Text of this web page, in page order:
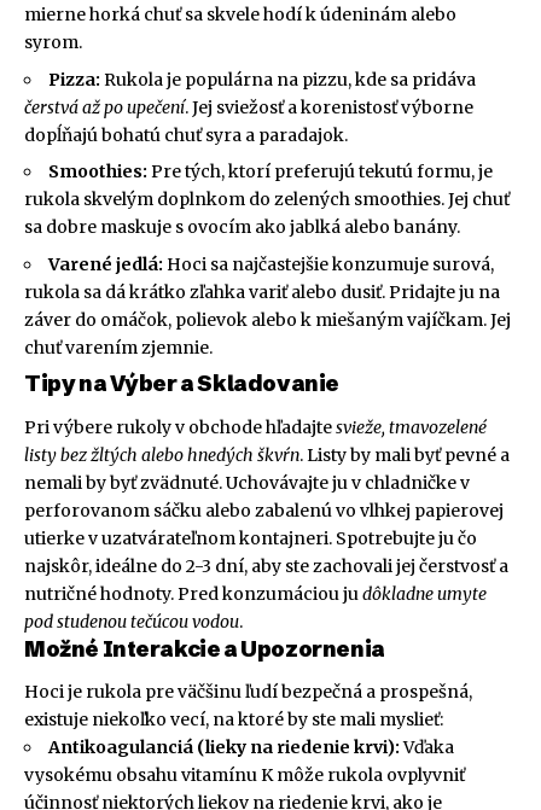
mierne horká chuť sa skvele hodí k údeninám alebo
syrom.
Pizza: Rukola je populárna na pizzu, kde sa pridáva
čerstvá až po upečení. Jej sviežosť a korenistosť výborne
dopĺňajú bohatú chuť syra a paradajok.
Smoothies: Pre tých, ktorí preferujú tekutú formu, je
rukola skvelým doplnkom do zelených smoothies. Jej chuť
sa dobre maskuje s ovocím ako jablká alebo banány.
Varené jedlá: Hoci sa najčastejšie konzumuje surová,
rukola sa dá krátko zľahka variť alebo dusiť. Pridajte ju na
záver do omáčok, polievok alebo k miešaným vajíčkam. Jej
chuť varením zjemnie.
Tipy na Výber a Skladovanie
Pri výbere rukoly v obchode hľadajtesvieže, tmavozelené
listy bez žltých alebo hnedých škvŕn. Listy by mali byť pevné a
nemali by byť zvädnuté. Uchovávajte ju v chladničke v
perforovanom sáčku alebo zabalenú vo vlhkej papierovej
utierke v uzatvárateľnom kontajneri. Spotrebujte ju čo
najskôr, ideálne do 2-3 dní, aby ste zachovali jej čerstvosť a
nutričné hodnoty. Pred konzumáciou judôkladne umyte
pod studenou tečúcou vodou.
Možné Interakcie a Upozornenia
Hoci je rukola pre väčšinu ľudí bezpečná a prospešná,
existuje niekoľko vecí, na ktoré by ste mali myslieť:
Antikoagulanciá (lieky na riedenie krvi):Vďaka
vysokému obsahu vitamínu K môže rukola ovplyvniť
účinnosť niektorých liekov na riedenie krvi, ako je